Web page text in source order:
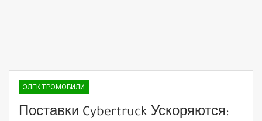
ЭЛЕКТРОМОБИЛИ
Поставки Cybertruck Ускоряются: